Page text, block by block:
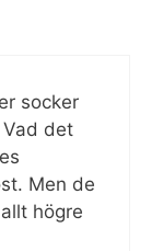
socker
det
Men de
högre